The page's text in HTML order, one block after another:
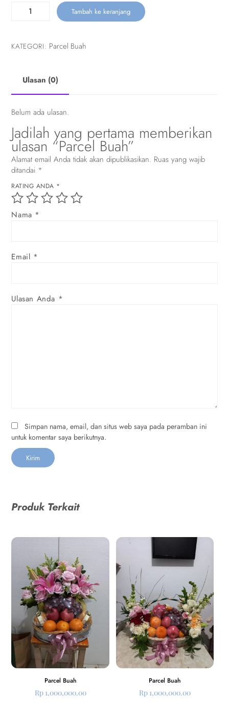
Kuantitas
Parcel
Tambah ke keranjang
KATEGORI: Parcel Buah
Ulasan (0)
Belum ada ulasan.
Jadilah yang pertama memberikan
ulasan “Parcel Buah”
Alamat email Anda tidak akan dipublikasikan. Ruas yang wajib
ditandai *
RATING ANDA *
Ulasan Anda *
Nama *
Email *
Simpan nama, email, dan situs web saya pada peramban ini
untuk komentar saya berikutnya.
Produk Terkait
Parcel Buah
Rp1,000,000.00
Parcel Buah
Rp 1,000,000.00